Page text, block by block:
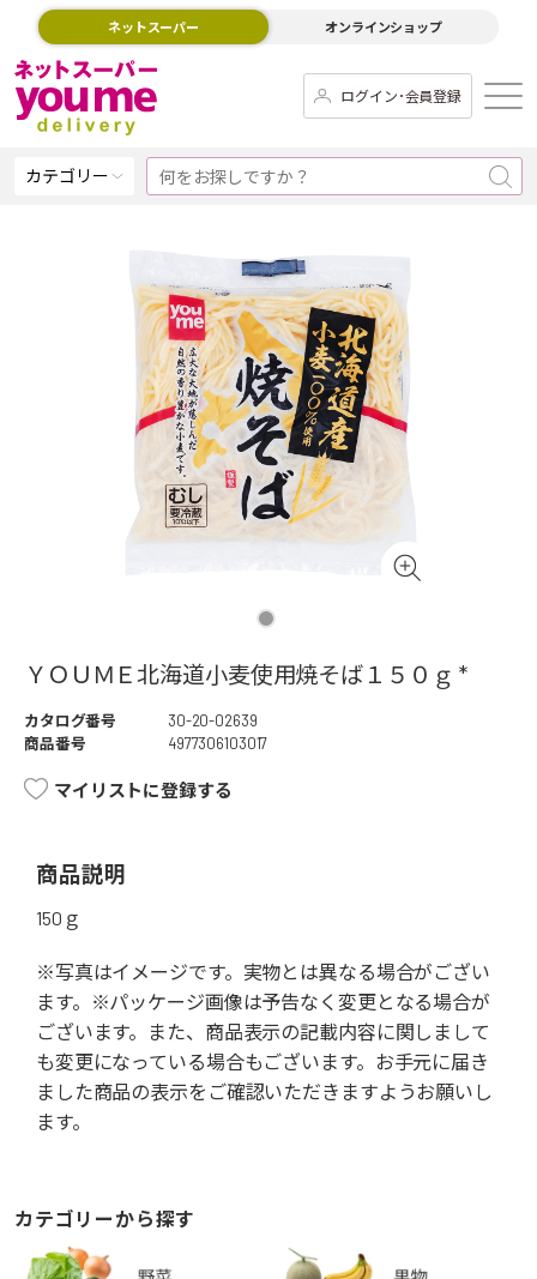
ネットスーパー オンラインショップ
ログイン･会員登録
カテゴリー
ＹＯＵＭＥ北海道小麦使用焼そば１５０ｇ *
カタログ番号
30-20-02639
商品番号
4977306103017
マイリストに登録する
商品説明
150ｇ
※写真はイメージです。実物とは異なる場合がござい
ます。※パッケージ画像は予告なく変更となる場合が
ございます。また、商品表示の記載内容に関しまして
も変更になっている場合もございます。お手元に届き
ました商品の表示をご確認いただきますようお願いし
ます。
カテゴリーから探す